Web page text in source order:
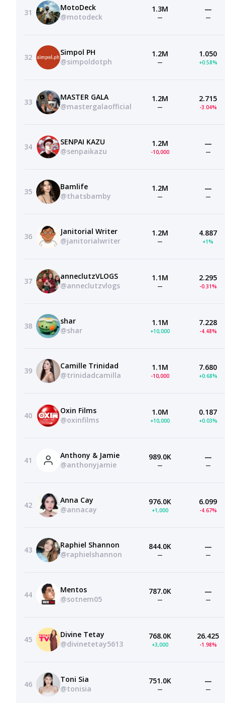
31
MotoDeck
@motodeck
1.3M
—
—
—
32
Simpol PH
@simpoldotph
1.2M
—
1.050
+0.58%
33
MASTER GALA
@mastergalaofficial
1.2M
—
2.715
-3.04%
34
SENPAI KAZU
@senpaikazu
1.2M
-10,000
—
—
35
Bamlife
@thatsbamby
1.2M
—
—
—
36
Janitorial Writer
@janitorialwriter
1.2M
—
4.887
+1%
37
anneclutzVLOGS
@anneclutzvlogs
1.1M
—
2.295
-0.31%
38
shar
@shar
1.1M
+10,000
7.228
-4.48%
39
Camille Trinidad
@trinidadcamilla
1.1M
-10,000
7.680
+0.68%
40
Oxin Films
@oxinfilms
1.0M
+10,000
0.187
+0.03%
41
Anthony & Jamie
@anthonyjamie
989.0K
—
—
—
42
Anna Cay
@annacay
976.0K
+1,000
6.099
-4.67%
43
Raphiel Shannon
@raphielshannon
844.0K
—
—
—
44
Mentos
@sotnem05
787.0K
—
—
—
45
Divine Tetay
@divinetetay5613
768.0K
+3,000
26.425
-1.98%
46
Toni Sia
@tonisia
751.0K
—
—
—